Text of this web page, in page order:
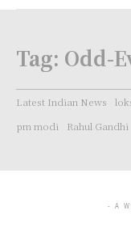
Tag: Odd-
Latest Indian News
pm modi
Rahul Gandhi
- A